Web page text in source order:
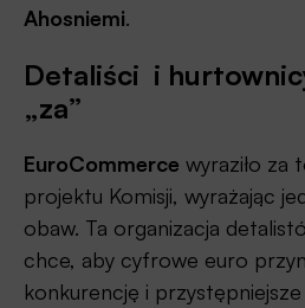
Ahosniemi.
Detaliści i
„za”
EuroCommerce wyraziło za
projektu Komisji, wyrażając
obaw. Ta organizacja
chce, aby cyfrowe euro
konkurencję i